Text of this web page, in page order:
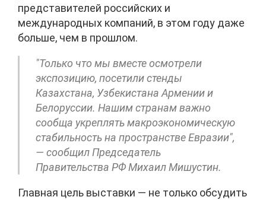
представителей российских и
международных компаний, в этом году даже
больше, чем в прошлом.
"Только что мы вместе осмотрели
экспозицию, посетили стенды
Казахстана, Узбекистана Армении и
Белоруссии. Нашим странам важно
сообща укреплять макроэкономическую
стабильность на пространстве Евразии",
— сообщил Председатель
Правительства РФ Михаил Мишустин.
Главная цель выставки — не только обсудить